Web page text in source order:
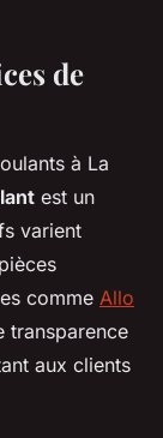
de
à La
est un
varient
comme Allo
transparence
aux clients